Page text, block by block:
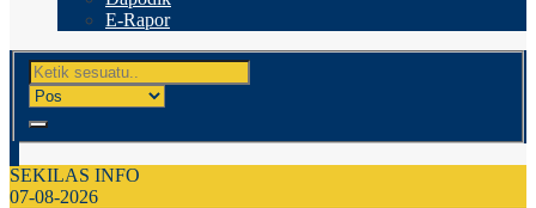
E-Rapor
SEKILAS INFO
07-08-2026